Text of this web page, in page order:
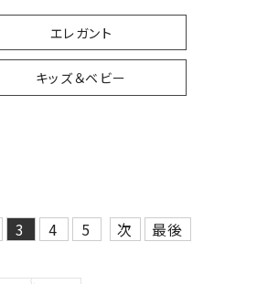
エレガント
キッズ＆ベビー
3 4 5 次 最後